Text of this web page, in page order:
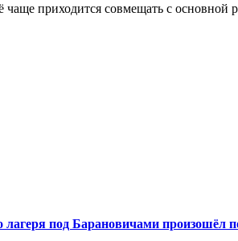
приходится совмещать с
лагеря под Барановичами произошёл